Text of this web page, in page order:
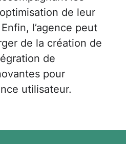
de leur
l’agence peut
de la création de
de
pour
utilisateur.